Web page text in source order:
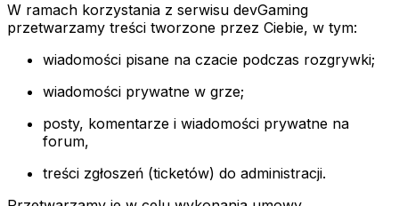
W ramach korzystania z serwisu devGaming
przetwarzamy treści tworzone przez Ciebie, w tym:
wiadomości pisane na czacie podczas rozgrywki;
wiadomości prywatne w grze;
posty, komentarze i wiadomości prywatne na
forum,
treści zgłoszeń (ticketów) do administracji.